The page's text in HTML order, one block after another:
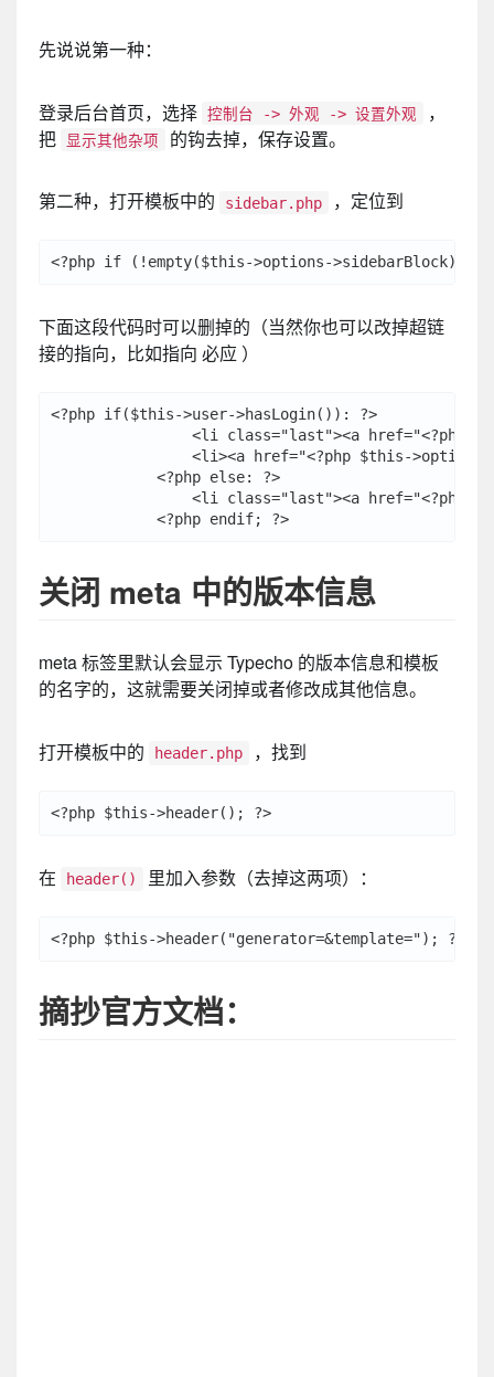
先说说第一种：
登录后台首页，选择 控制台 -> 外观 -> 设置外观
，
把
显示其他杂项 的钩去掉，保存设置。
第二种，打开模板中的 sidebar.php ，定位到
下面这段代码时可以删掉的（当然你也可以改掉超链
接的指向，比如指向 必应 ）
<?php if($this->user->hasLogin()): ?>
<li class="last"><a href="<?php
<li><a href="<?php $this-
            <?php else: ?>
<li class="last"><a href="<?php
关闭 meta 中的版本信息
meta 标签里默认会显示 Typecho 的版本信息和模板
的名字的，这就需要关闭掉或者修改成其他信息。
打开模板中的 header.php ，找到
在 header() 里加入参数（去掉这两项）：
摘抄官方文档：